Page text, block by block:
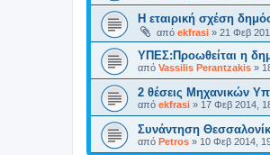
Η εταιρική σχέση
από ekfrasi » 21 Φεβ
ΥΠΕΣ:Προωθείται η
από Vassilis Perantzakis »
2 θέσεις Μηχανικών
από ekfrasi » 17 Φεβ 2014,
Συνάντηση
από Petros » 10 Φεβ 2014,